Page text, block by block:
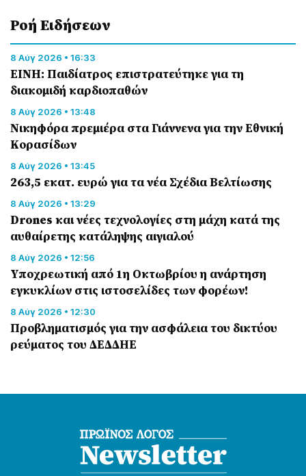
Ροή Eιδήσεων
8 Αύγ 2026 • 16:33
ΕΙΝΗ: Παιδίατρος επιστρατεύτηκε για τη
διακομιδή καρδιοπαθών
8 Αύγ 2026 • 13:48
Nικηφόρα πρεμιέρα στα Γιάννενα για την Εθνική
Κορασίδων
8 Αύγ 2026 • 13:45
263,5 εκατ. ευρώ για τα νέα Σχέδια Βελτίωσης
8 Αύγ 2026 • 13:29
Drones και νέες τεχνολογίες στη μάχη κατά της
αυθαίρετης κατάληψης αιγιαλού
8 Αύγ 2026 • 12:56
Υποχρεωτική από 1η Οκτωβρίου η ανάρτηση
εγκυκλίων στις ιστοσελίδες των φορέων!
8 Αύγ 2026 • 12:30
Προβληματισμός για την ασφάλεια του δικτύου
ρεύματος του ΔΕΔΔΗΕ